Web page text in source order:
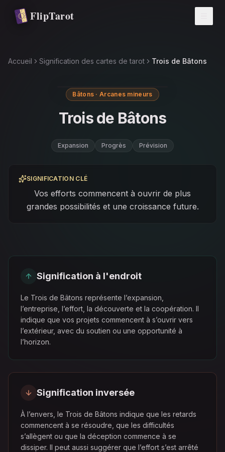
Aller au contenu principal
FlipTarot
Accueil Signification des cartes de tarot Trois de Bâtons
Bâtons · Arcanes mineurs
Trois de Bâtons
Expansion Progrès Prévision
SIGNIFICATION CLÉ
Vos efforts commencent à ouvrir de plus
grandes possibilités et une croissance future.
Signification à l'endroit
Le Trois de Bâtons représente l’expansion,
l’entreprise, l’effort, la découverte et la coopération. Il
indique que vos projets commencent à s’ouvrir vers
l’extérieur, avec du soutien ou une opportunité à
l’horizon.
Signification inversée
À l’envers, le Trois de Bâtons indique que les retards
commencent à se résoudre, que les difficultés
s’allègent ou que la déception commence à se
dissiper. Il peut aussi suggérer que l’effort s’est arrêté